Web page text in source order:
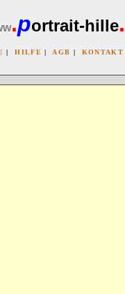
.portrait-hille.
|HILFE | AGB | KONTAKT